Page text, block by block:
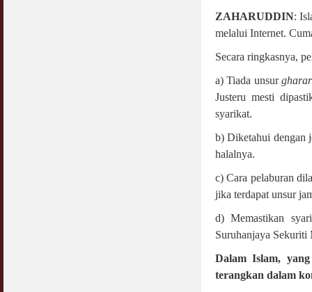
ZAHARUDDIN:
melalui Internet.
Secara ringkasnya,
a) Tiada unsurgharar
Justeru mesti
syarikat.
b) Diketahui dengan
halalnya.
c) Cara pelaburan
jika terdapat unsur
d) Memastikan
Suruhanjaya Sekuriti
Dalam Islam,
terangkan dalam